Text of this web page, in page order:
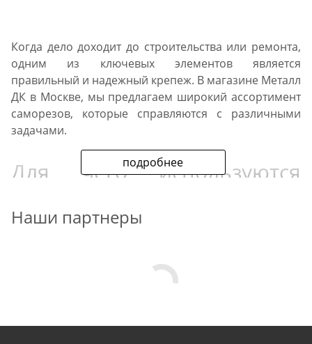
подробнее
Когда дело доходит до строительства или ремонта,
одним из ключевых элементов является
правильный и надежный крепеж. В магазине Металл
ДК в Москве, мы предлагаем широкий ассортимент
саморезов, которые справляются с различными
задачами.
Для чего используются
деревянным, металлическим и пластиковым
поверхностям. Они идеально подходят для:
Наши партнеры